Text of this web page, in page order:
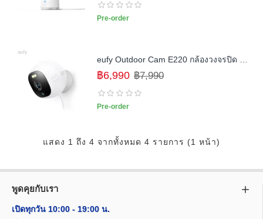
Pre-order
Pre-order
฿6,990 ฿7,990
แสดง 1 ถึง 4 จากทั้งหมด 4 รายการ (1 หน้า)
พูดคุยกับเรา
เปิดทุกวัน 10:00 - 19:00 น.